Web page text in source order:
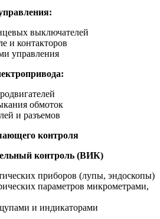
выключателей
и контакторов
управления
обмоток
и разъемов
контроля
контроль (ВИК)
приборов (лупы, эндоскопы)
параметров микрометрами,
и индикаторами